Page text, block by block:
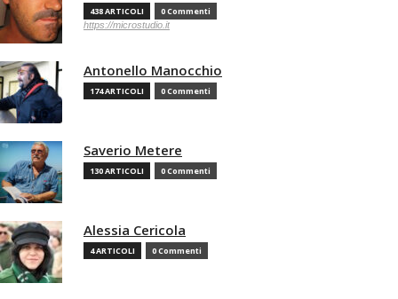
438 ARTICOLI 0 Commenti
https://microstudio.it
Antonello Manocchio
174 ARTICOLI 0 Commenti
Saverio Metere
130 ARTICOLI 0 Commenti
Alessia Cericola
4 ARTICOLI 0 Commenti